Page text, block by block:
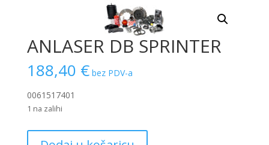
ANLASER DB SPRINTER
188,40 € bez PDV-a
0061517401
1 na zalihi